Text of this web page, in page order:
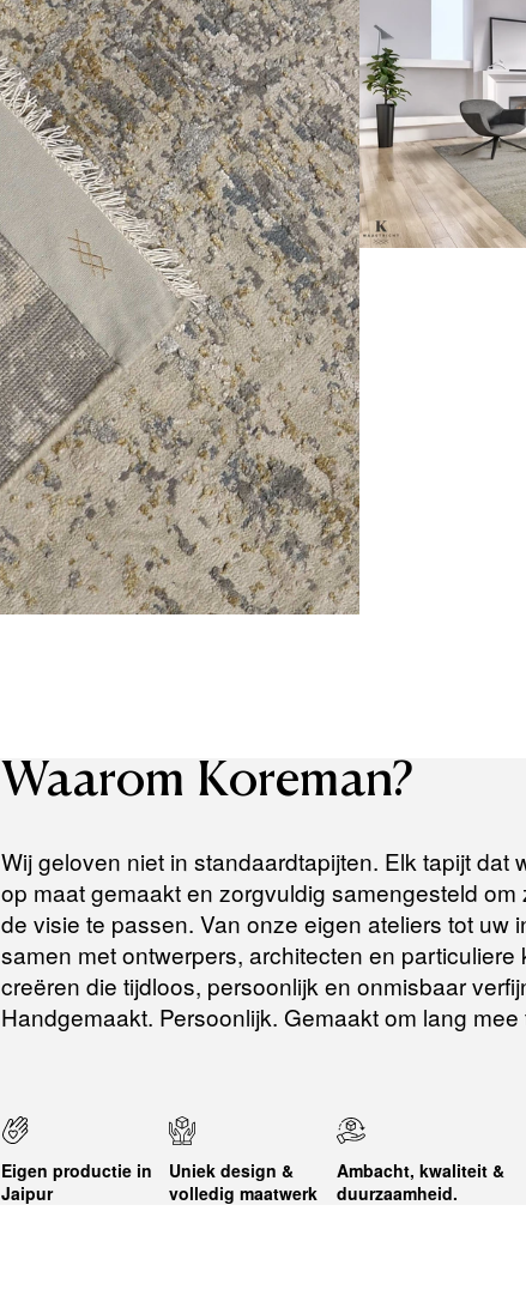
Levertijden:
Het artikel wordt gratis bij u
bestelling binnen4
Retourneren:
Het artikel wordt gratis bij u
u besluit het te retourneren,
snel mogelijk terug, maar
Voor meer informatie kunt u
Terugbetalingsbeleid
Waarom Koreman?
Wij geloven niet in standaardtapijten. Elk tapijt dat
op maat gemaakt en zorgvuldig samengesteld om
de visie te passen. Van onze eigen ateliers tot uw
samen met ontwerpers, architecten en particuliere
creëren die tijdloos, persoonlijk en onmisbaar
Handgemaakt. Persoonlijk. Gemaakt om lang mee
Eigen productie in
Jaipur
Uniek design &
volledig maatwerk
Ambacht, kwaliteit &
duurzaamheid.